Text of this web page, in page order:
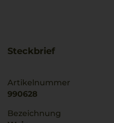
Steckbrief
Artikelnummer
990628
Bezeichnung